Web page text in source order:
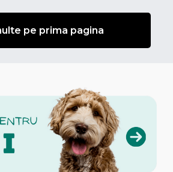
pe prima pagina